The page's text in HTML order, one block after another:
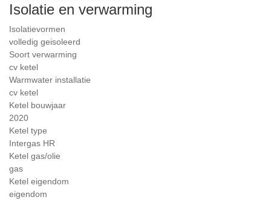
Isolatie en verwarming
Isolatievormen
volledig geisoleerd
Soort verwarming
cv ketel
Warmwater installatie
cv ketel
Ketel bouwjaar
2020
Ketel type
Intergas HR
Ketel gas/olie
gas
Ketel eigendom
eigendom